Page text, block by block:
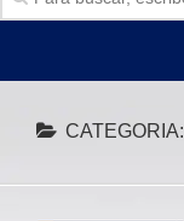
Politica
CATEGORIA: